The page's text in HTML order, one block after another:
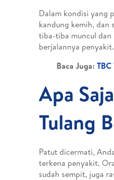
Dalam kondisi yang
kandung kemih, dan
tiba-tiba muncul dan
berjalannya penyakit.
Baca Juga:
Apa
Tulang
Patut dicermati,
terkena penyakit.
sudah sempit, juga